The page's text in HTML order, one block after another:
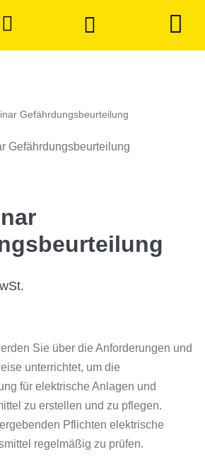
Gefährdungsbeurteilung
Gefährdungsbeurteilung
Sie über die Anforderungen und
unterrichtet, um die
für elektrische Anlagen und
zu erstellen und zu pflegen.
Pflichten elektrische
regelmäßig zu prüfen.